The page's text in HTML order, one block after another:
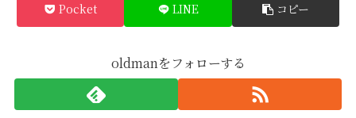
Pocket LINE コピー
oldmanをフォローする